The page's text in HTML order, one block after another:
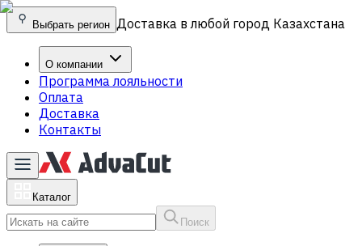
Выбрать регион Доставка в любой город Казахстана
О компании
Программа лояльности
Оплата
Доставка
Контакты
Каталог
Поиск